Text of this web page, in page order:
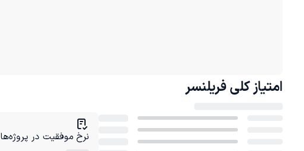
امتیاز کلی فریلنسر
نرخ موفقیت در پروژه‌ها